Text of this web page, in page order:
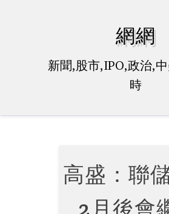
網網
新聞,股市,IPO,政治,
時
高盛：聯
2月後會